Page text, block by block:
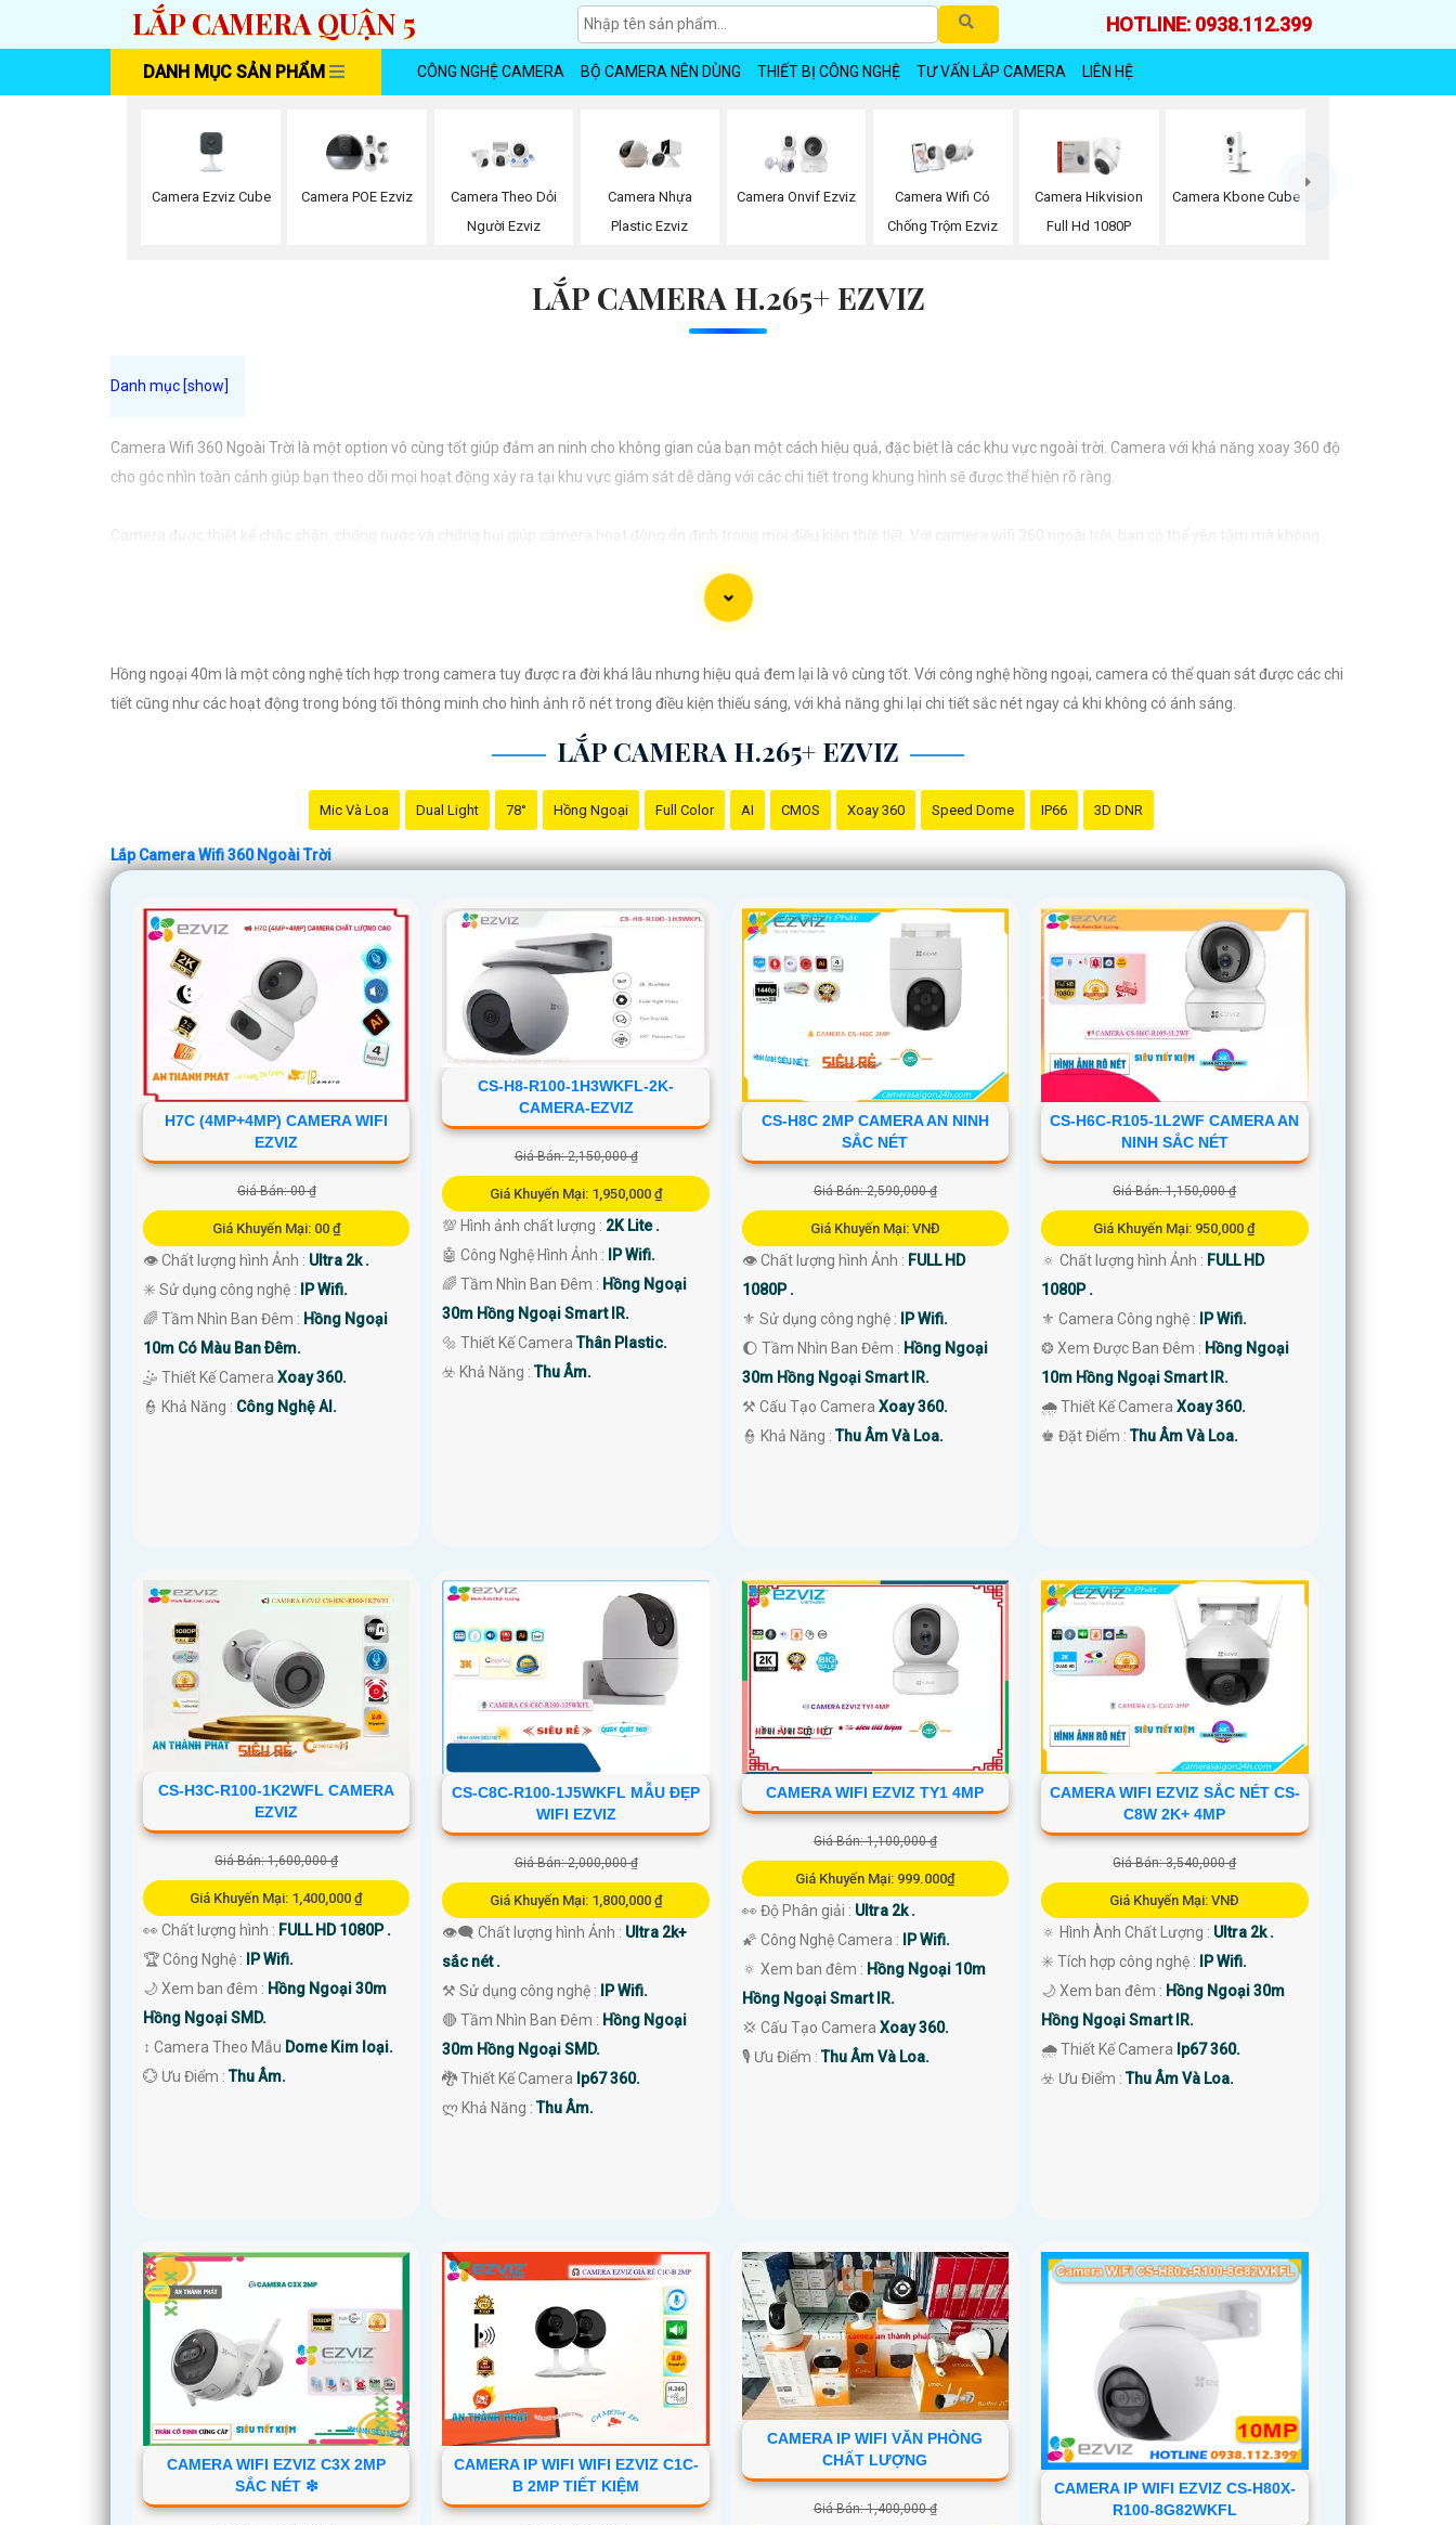
LẮP CAMERA QUẬN 5 HOTLINE: 0938.112.399
DANH MỤC SẢN PHẨM CÔNG NGHỆ CAMERA BỘ CAMERA NÊN DÙNG THIẾT BỊ CÔNG NGHỆ TƯ VẤN LẮP CAMERA LIÊN HỆ
Camera Ezviz Cube Camera POE Ezviz
Camera Theo Dỏi
Người Ezviz
Camera Nhựa
Plastic Ezviz
Camera Onvif Ezviz
Camera Wifi Có
Chống Trộm Ezviz
Camera Hikvision
Full Hd 1080P
Camera Kbone Cube
LẮP CAMERA H.265+ EZVIZ
Camera Wifi 360 Ngoài Trời là một option vô cùng tốt giúp đảm an ninh cho không gian của bạn một cách hiệu quả, đặc biệt là các khu vực ngoài trời. Camera với khả năng xoay 360 độ
cho góc nhìn toàn cảnh giúp bạn theo dõi mọi hoạt động xảy ra tại khu vực giám sát dễ dàng với các chi tiết trong khung hình sẽ được thể hiện rõ ràng.
Camera được thiết kế chắc chắn, chống nước và chống bụi giúp camera hoạt động ổn định trong mọi điều kiện thời tiết. ️Với camera wifi 360 ngoài trời, bạn có thể yên tâm mà không
Hồng ngoại 40m là một công nghệ tích hợp trong camera tuy được ra đời khá lâu nhưng hiệu quả đem lại là vô cùng tốt. Với công nghệ hồng ngoại, camera có thể quan sát được các chi
tiết cũng như các hoạt động trong bóng tối thông minh cho hình ảnh rõ nét trong điều kiện thiếu sáng, với khả năng ghi lại chi tiết sắc nét ngay cả khi không có ánh sáng.
LẮP CAMERA H.265+ EZVIZ
Mic Và Loa Dual Light 78° Hồng Ngoại Full Color AI CMOS Xoay 360 Speed Dome IP66 3D DNR
Lắp Camera Wifi 360 Ngoài Trời
H7C (4MP+4MP) CAMERA WIFI
EZVIZ
Giá Bán: 00 ₫
Giá Khuyến Mại: 00 ₫
👁 Chất lượng hình Ảnh : Ultra 2k .
✳️ Sử dụng công nghệ :
IP Wifi.
🌈 Tầm Nhìn Ban Đêm : Hồng Ngoại
10m Có Màu Ban Ðêm.
🤹 Thiết Kế Camera Xoay 360.
️👮 Khả Năng : Công Nghệ AI.
CS-H8-R100-1H3WKFL-2K-
CAMERA-EZVIZ
Giá Bán: 2,150,000 ₫
Giá Khuyến Mại: 1,950,000 ₫
💯 Hình ảnh chất lượng : 2K Lite .
🤖️ Công Nghệ Hình Ảnh :
IP Wifi.
🌈 Tầm Nhìn Ban Đêm : Hồng Ngoại
30m Hồng Ngoại Smart IR.
🔩 Thiết Kế CameraThân Plastic.
️☣️ Khả Năng :Thu Âm.
CS-H8C 2MP CAMERA AN NINH
SẮC NÉT
Giá Bán: 2,590,000 ₫
Giá Khuyến Mại: VNĐ
👁 Chất lượng hình Ảnh : FULL HD
1080P .
⚜️ Sử dụng công nghệ :
IP Wifi.
🌔 Tầm Nhìn Ban Đêm : Hồng Ngoại
30m Hồng Ngoại Smart IR.
⚒ Cấu Tạo Camera Xoay 360.
️👮 Khả Năng :Thu Âm Và Loa.
CS-H6C-R105-1L2WF CAMERA AN
NINH SẮC NÉT
Giá Bán: 1,150,000 ₫
Giá Khuyến Mại: 950,000 ₫
🔅 Chất lượng hình Ảnh : FULL HD
1080P .
⚜️ Camera Công nghệ :
IP Wifi.
❂ Xem Được Ban Đêm : Hồng Ngoại
10m Hồng Ngoại Smart IR.
🌧️ Thiết Kế CameraXoay 360.
️♚ Đặt Điểm :Thu Âm Và Loa.
CS-H3C-R100-1K2WFL CAMERA
EZVIZ
Giá Bán: 1,600,000 ₫
Giá Khuyến Mại: 1,400,000 ₫
👀 Chất lượng hình : FULL HD 1080P .
🏆 Công Nghệ :
IP Wifi.
🌙 Xem ban đêm : Hồng Ngoại 30m
Hồng Ngoại SMD.
↕️ Camera Theo Mẫu Dome Kim loại.
️💮 Ưu Điểm :Thu Âm.
CS-C8C-R100-1J5WKFL MẪU ĐẸP
WIFI EZVIZ
Giá Bán: 2,000,000 ₫
Giá Khuyến Mại: 1,800,000 ₫
👁️‍🗨 Chất lượng hình Ảnh : Ultra 2k+
sắc nét .
⚒ Sử dụng công nghệ :
IP Wifi.
🔴 Tầm Nhìn Ban Đêm : Hồng Ngoại
30m Hồng Ngoại SMD.
🐉️ Thiết Kế Camera Ip67 360.
️ლ Khả Năng :Thu Âm.
CAMERA WIFI EZVIZ TY1 4MP
Giá Bán: 1,100,000 ₫
Giá Khuyến Mại: 999.000₫
👀 Độ Phân giải : Ultra 2k .
🌠 Công Nghệ Camera :
IP Wifi.
🔅 Xem ban đêm : Hồng Ngoại 10m
Hồng Ngoại Smart IR.
💢 Cấu Tạo Camera Xoay 360.
️🎙 Ưu Điểm :Thu Âm Và Loa.
CAMERA WIFI EZVIZ SẮC NÉT CS-
C8W 2K+ 4MP
Giá Bán: 3,540,000 ₫
Giá Khuyến Mại: VNĐ
🔅 Hình Ành Chất Lượng : Ultra 2k .
✳️ Tích hợp công nghệ :
IP Wifi.
🌙 Xem ban đêm : Hồng Ngoại 30m
Hồng Ngoại Smart IR.
🌧️ Thiết Kế Camera Ip67 360.
️☣️ Ưu Điểm :Thu Âm Và Loa.
CAMERA WIFI EZVIZ C3X 2MP
SẮC NÉT ❇
CAMERA IP WIFI WIFI EZVIZ C1C-
B 2MP TIẾT KIỆM
CAMERA IP WIFI VĂN PHÒNG
CHẤT LƯỢNG
Giá Bán: 1,400,000 ₫
CAMERA IP WIFI EZVIZ CS-H80X-
R100-8G82WKFL